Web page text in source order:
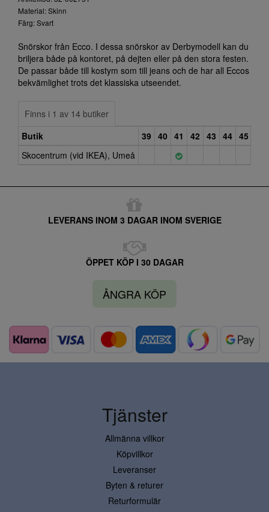
Material: Skinn
Färg: Svart
Snörskor från Ecco. I dessa snörskor av Derbymodell kan du
briljera både på kontoret, på dejten eller på den stora festen.
De passar både till kostym som till jeans och de har all Eccos
bekvämlighet trots det klassiska utseendet.
Finns i 1 av 14 butiker
Butik
39 40 41 42 43 44 45
Skocentrum (vid IKEA), Umeå
LEVERANS INOM 3 DAGAR INOM SVERIGE
ÖPPET KÖP I 30 DAGAR
ÅNGRA KÖP
Tjänster
Allmänna villkor
Köpvillkor
Leveranser
Byten & returer
Returformulär